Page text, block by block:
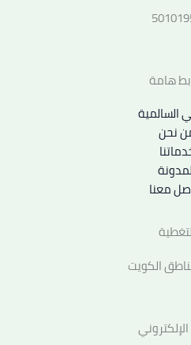
هامة
السالمية
نحن
معنا
الكويت
الإلكتروني